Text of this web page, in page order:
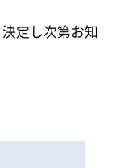
定し次第お知